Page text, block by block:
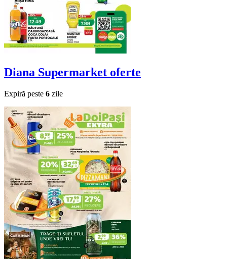
Diana Supermarket oferte
Expiră peste 6 zile